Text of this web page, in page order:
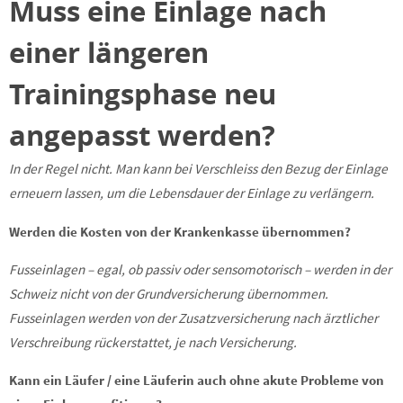
Muss eine Einlage nach
einer längeren
Trainingsphase neu
angepasst werden?
In der Regel nicht. Man kann bei Verschleiss den Bezug der Einlage
erneuern lassen, um die Lebensdauer der Einlage zu verlängern.
Werden die Kosten von der Krankenkasse übernommen?
Fusseinlagen – egal, ob passiv oder sensomotorisch – werden in der
Schweiz nicht von der Grundversicherung übernommen.
Fusseinlagen werden von der Zusatzversicherung nach ärztlicher
Verschreibung rückerstattet, je nach Versicherung.
Kann ein Läufer / eine Läuferin auch ohne akute Probleme von